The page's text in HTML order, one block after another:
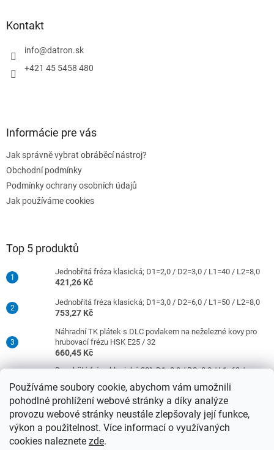
Používáme soubory cookie, abychom vám umožnili
pohodlné prohlížení webové stránky a díky analýze
provozu webové stránky neustále zlepšovaly její funkce,
výkon a použitelnost. Více informací o využívaných
cookies naleznete zde.
Kontakt
info@datron.sk
+421 45 5458 480
Informácie pre vás
Jak správně vybrat obráběcí nástroj?
Obchodní podmínky
Podmínky ochrany osobních údajů
Jak používáme cookies
Top 5 produktů
Jednobřitá fréza klasická; D1=2,0 / D2=3,0 / L1=40 / L2=8,0
421,26 Kč
Jednobřitá fréza klasická; D1=3,0 / D2=6,0 / L1=50 / L2=8,0
753,27 Kč
Náhradní TK plátek s DLC povlakem na neželezné kovy pro
hrubovací frézu HSK E25 / 32
660,45 Kč
Dvoubřitá fréza klasická 30°; D1=8,0 / D2=8,0 / L1=63 /
977,42 Kč
Jednobřitá fréza klasická; D1=4,0 / D2=6,0 / L1=50 / L2=10,0
753,27 Kč